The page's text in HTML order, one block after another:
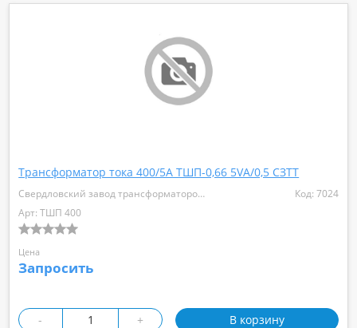
Трансформатор тока 400/5А ТШП-0,66 5VA/0,5 СЗТТ
Свердловский завод трансформаторов тока
Код: 7024
Арт: ТШП 400
Цена
Запросить
- + В корзину